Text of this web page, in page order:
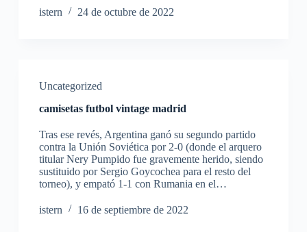
istern 24 de octubre de 2022
Uncategorized
camisetas futbol vintage madrid
Tras ese revés, Argentina ganó su segundo partido
contra la Unión Soviética por 2-0 (donde el arquero
titular Nery Pumpido fue gravemente herido, siendo
sustituido por Sergio Goycochea para el resto del
torneo), y empató 1-1 con Rumania en el…
istern 16 de septiembre de 2022